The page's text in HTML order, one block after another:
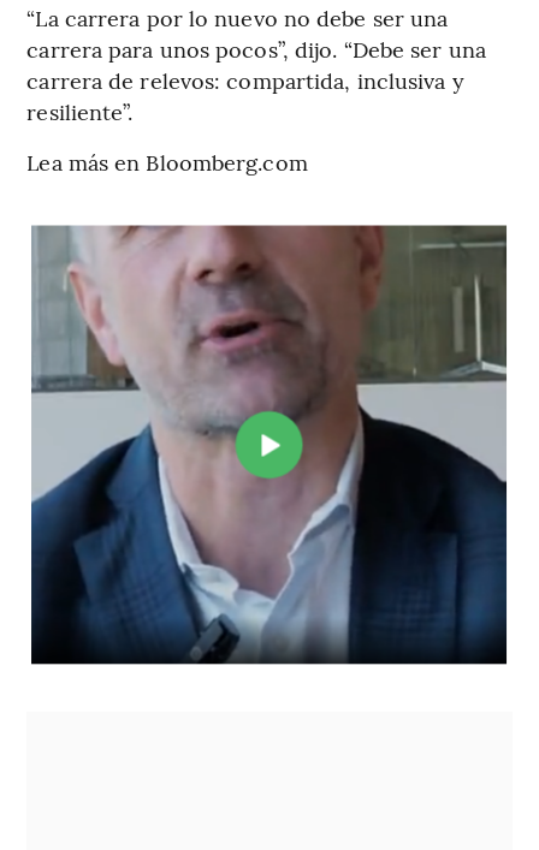
“La carrera por lo nuevo no debe ser una
carrera para unos pocos”, dijo. “Debe ser una
carrera de relevos: compartida, inclusiva y
resiliente”.
Lea más en Bloomberg.com